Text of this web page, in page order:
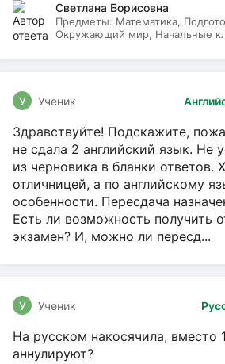
Светлана Борисовна
Предметы: Математика,
Окружающий мир, Начальные
У Ученик
Здравствуйте! Подскажите,
не сдала 2 английский язык. Не
из черновика в бланки ответов.
отличницей, а по английскому
особенности. Пересдача
Есть ли возможность получить
экзамен? И, можно ли пересд...
У Ученик
На русском накосячила, вместо
аннулируют?